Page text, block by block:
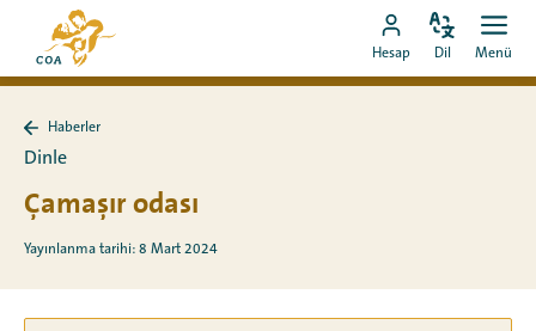
Doğrudan
içeriğe
git
MyCOA
ana
sayfasına
MyCOA
hesabına
Hesap
Dili
Dil
Aç
Menü
sayfasına
dön
Haberler
Dinle
Çamaşır odası
Yayınlanma tarihi: 8 Mart 2024